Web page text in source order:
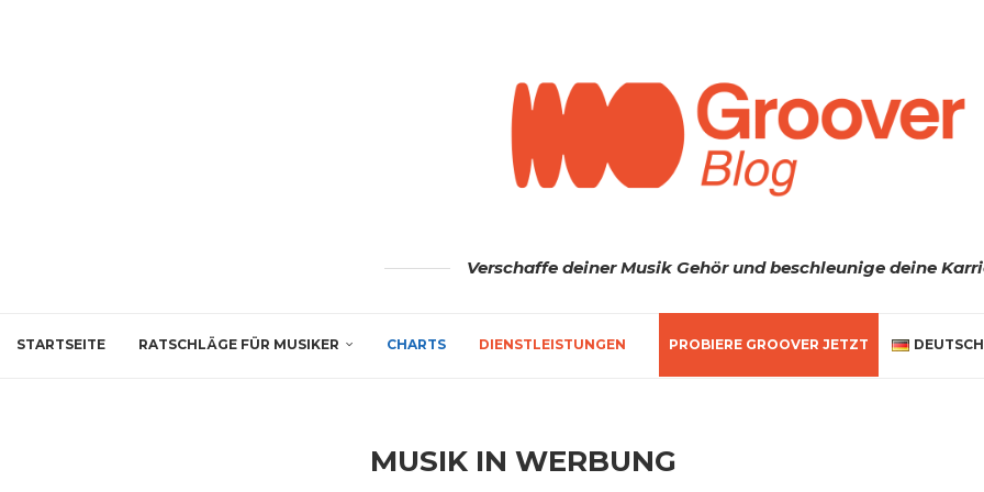
Verschaffe deiner Musik Gehör und beschleunige deine
STARTSEITE RATSCHLÄGE FÜR MUSIKER CHARTS DIENSTLEISTUNGEN PROBIERE GROOVER JETZT DEUTSCH
MUSIK IN WERBUNG